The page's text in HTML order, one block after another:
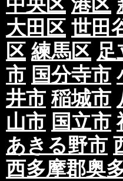
大田区 世田
区 練馬区 足
市 国分寺市
井市 稲城市
山市 国立市
あきる野市
西多摩郡奥